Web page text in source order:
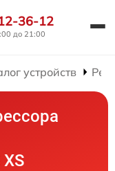
36-12
до 21:00
устройств